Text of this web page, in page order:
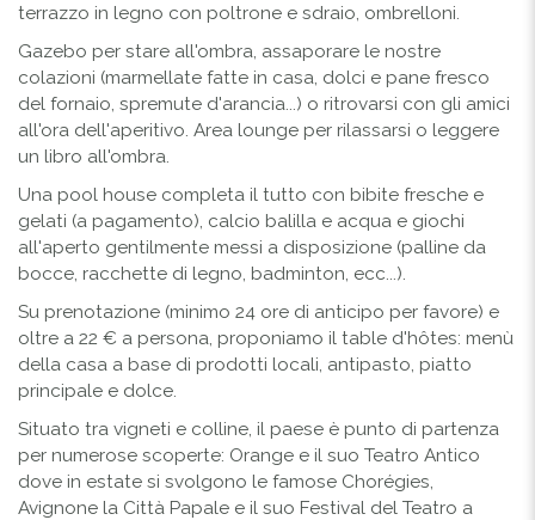
terrazzo in legno con poltrone e sdraio, ombrelloni.
Gazebo per stare all'ombra, assaporare le nostre
colazioni (marmellate fatte in casa, dolci e pane fresco
del fornaio, spremute d'arancia...) o ritrovarsi con gli amici
all'ora dell'aperitivo. Area lounge per rilassarsi o leggere
un libro all'ombra.
Una pool house completa il tutto con bibite fresche e
gelati (a pagamento), calcio balilla e acqua e giochi
all'aperto gentilmente messi a disposizione (palline da
bocce, racchette di legno, badminton, ecc...).
Su prenotazione (minimo 24 ore di anticipo per favore) e
oltre a 22 € a persona, proponiamo il table d'hôtes: menù
della casa a base di prodotti locali, antipasto, piatto
principale e dolce.
Situato tra vigneti e colline, il paese è punto di partenza
per numerose scoperte: Orange e il suo Teatro Antico
dove in estate si svolgono le famose Chorégies,
Avignone la Città Papale e il suo Festival del Teatro a